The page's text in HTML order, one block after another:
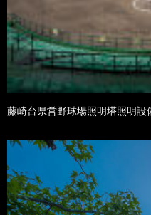
藤崎台県営野球場照明塔照明